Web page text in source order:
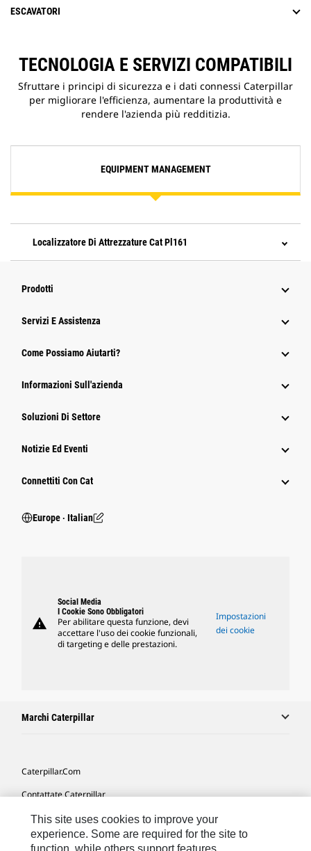
ESCAVATORI
TECNOLOGIA E SERVIZI COMPATIBILI
Sfruttare i principi di sicurezza e i dati connessi Caterpillar
per migliorare l'efficienza, aumentare la produttività e
rendere l'azienda più redditizia.
EQUIPMENT MANAGEMENT
Localizzatore Di Attrezzature Cat Pl161
Prodotti
Servizi E Assistenza
Come Possiamo Aiutarti?
Informazioni Sull'azienda
Soluzioni Di Settore
Notizie Ed Eventi
Connettiti Con Cat
Europe ‧ Italian
warning
Social Media
I Cookie Sono Obbligatori
Per abilitare questa funzione, devi
accettare l'uso dei cookie funzionali,
di targeting e delle prestazioni.
Impostazioni
dei cookie
Marchi Caterpillar
Caterpillar.com
Contattate Caterpillar
Le Mie Preferenze Di Marketing
Mappa Del Sito
This site uses cookies to improve your
experience. Some are required for the site to
function, while others support features,